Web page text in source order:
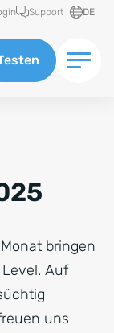
Support DE
bringen
Auf
uns